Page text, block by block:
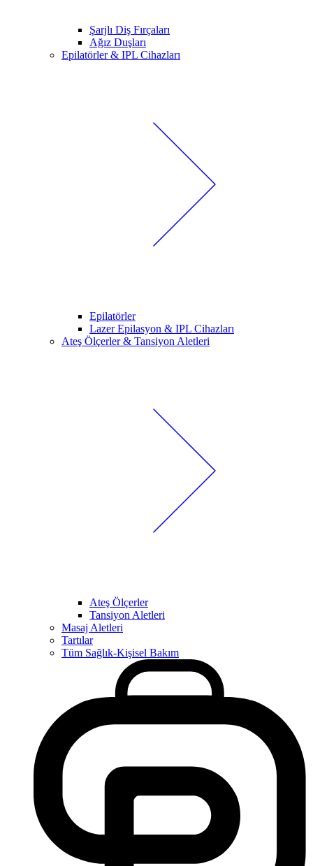
Şarjlı Diş Fırçaları
Ağız Duşları
Epilatörler & IPL Cihazları
Epilatörler
Lazer Epilasyon & IPL Cihazları
Ateş Ölçerler & Tansiyon Aletleri
Ateş Ölçerler
Tansiyon Aletleri
Masaj Aletleri
Tartılar
Tüm Sağlık-Kişisel Bakım